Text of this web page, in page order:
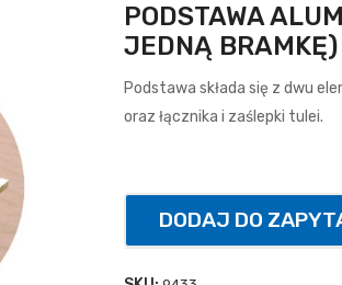
PODSTAWA
JEDNĄ BRAMKĘ)
Podstawa składa się z dwu
oraz łącznika i zaślepki tulei.
DODAJ DO